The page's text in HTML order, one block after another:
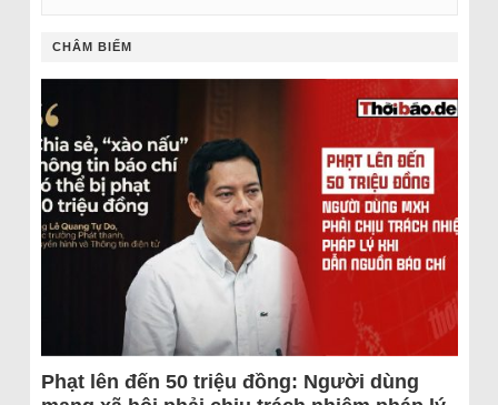
CHÂM BIẾM
Phạt lên đến 50 triệu đồng: Người dùng